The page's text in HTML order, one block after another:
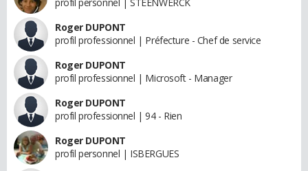
Roger DUPONT
profil professionnel | Préfecture - Chef de service
Roger DUPONT
profil professionnel | Microsoft - Manager
Roger DUPONT
profil professionnel | 94 - Rien
Roger DUPONT
profil personnel | ISBERGUES